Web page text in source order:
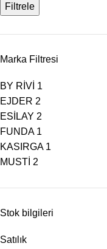
Filtrele
Marka Filtresi
BY RİVİ 1
EJDER 2
ESİLAY 2
FUNDA 1
KASIRGA 1
MUSTİ 2
Stok bilgileri
Satılık